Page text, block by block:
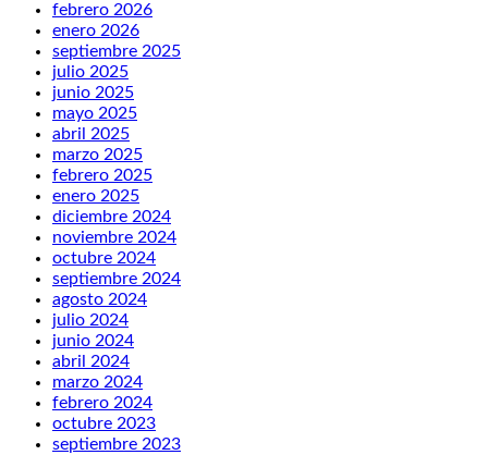
febrero 2026
enero 2026
septiembre 2025
julio 2025
junio 2025
mayo 2025
abril 2025
marzo 2025
febrero 2025
enero 2025
diciembre 2024
noviembre 2024
octubre 2024
septiembre 2024
agosto 2024
julio 2024
junio 2024
abril 2024
marzo 2024
febrero 2024
octubre 2023
septiembre 2023